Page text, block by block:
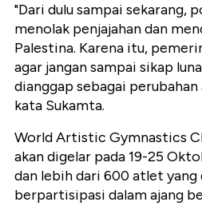
"Dari dulu sampai sekarang,
menolak penjajahan dan
Palestina. Karena itu,
agar jangan sampai sikap
dianggap sebagai
kata Sukamta.
World Artistic Gymnastics
akan digelar pada 19-25
dan lebih dari 600 atlet yang
berpartisipasi dalam ajang